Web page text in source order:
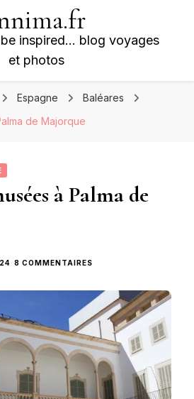
be inspired… blog voyages
et photos
Espagne
Baléares
de Majorque
à Palma de
8 COMMENTAIRES
À
PALMA
DE
MAJORQUE